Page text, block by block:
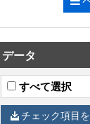
データ
すべて選択
チェック項目